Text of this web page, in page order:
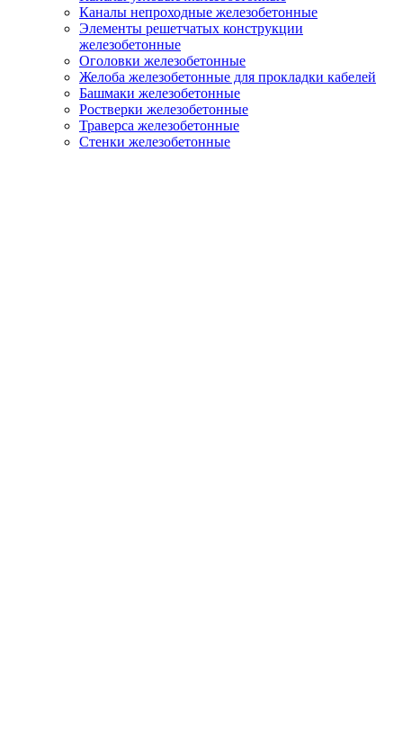
Каналы непроходные железобетонные
Элементы решетчатых конструкции
железобетонные
Оголовки железобетонные
Желоба железобетонные для прокладки кабелей
Башмаки железобетонные
Ростверки железобетонные
Траверса железобетонные
Стенки железобетонные